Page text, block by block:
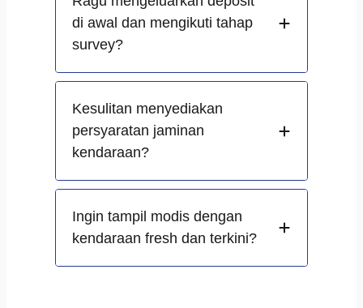
di awal dan mengikuti tahap
survey?
Kesulitan menyediakan
persyaratan jaminan
kendaraan?
Ingin tampil modis dengan
kendaraan fresh dan terkini?